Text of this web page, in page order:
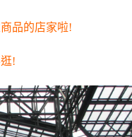
品的店家啦!
!